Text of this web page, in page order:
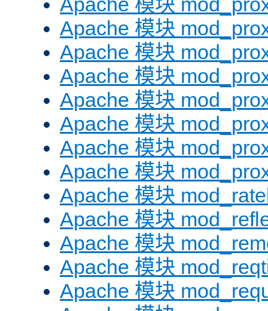
Apache 模块
Apache 模块
Apache 模块
Apache 模块
Apache 模块
Apache 模块
Apache 模块
Apache 模块
Apache 模块
Apache 模块
Apache 模块
Apache 模块